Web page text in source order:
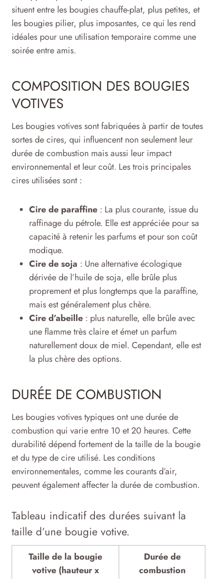
situent entre les bougies chauffe-plat, plus petites, et
les bougies pilier, plus imposantes, ce qui les rend
idéales pour une utilisation temporaire comme une
soirée entre amis.
COMPOSITION DES BOUGIES
VOTIVES
Les bougies votives sont fabriquées à partir de toutes
sortes de cires, qui influencent non seulement leur
durée de combustion mais aussi leur impact
environnemental et leur coût. Les trois principales
cires utilisées sont :
Cire de paraffine : La plus courante, issue du
raffinage du pétrole. Elle est appréciée pour sa
capacité à retenir les parfums et pour son coût
modique.
Cire de soja : Une alternative écologique
dérivée de l’huile de soja, elle brûle plus
proprement et plus longtemps que la paraffine,
mais est généralement plus chère.
Cire d’abeille : plus naturelle, elle brûle avec
une flamme très claire et émet un parfum
naturellement doux de miel. Cependant, elle est
la plus chère des options.
DURÉE DE COMBUSTION
Les bougies votives typiques ont une durée de
combustion qui varie entre 10 et 20 heures. Cette
durabilité dépend fortement de la taille de la bougie
et du type de cire utilisé. Les conditions
environnementales, comme les courants d’air,
peuvent également affecter la durée de combustion.
Tableau indicatif des durées suivant la
taille d’une bougie votive.
Taille de la bougie
votive (hauteur x
Durée de
combustion